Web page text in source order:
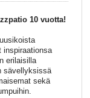
10 vuotta!
inspiraationsa
erilaisilla
sävellyksissä
sekä